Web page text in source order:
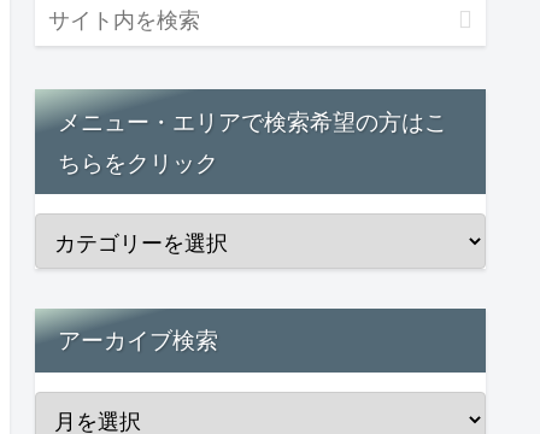
メニュー・エリアで検索希望の方はこ
ちらをクリック
アーカイブ検索